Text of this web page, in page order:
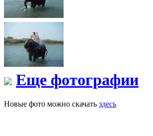
Еще фотографии
Новые фото можно скачать здесь